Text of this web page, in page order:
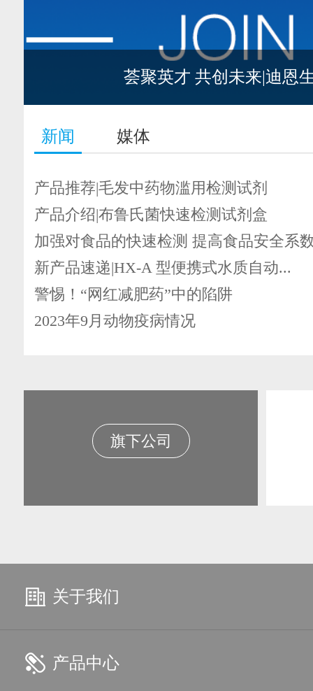
荟聚英才 共创未来|迪恩
新闻 媒体
产品推荐|毛发中药物滥用检测试剂
产品介绍|布鲁氏菌快速检测试剂盒
加强对食品的快速检测 提高食品安全系
新产品速递|HX-A 型便携式水质自动...
警惕！“网红减肥药”中的陷阱
2023年9月动物疫病情况
旗下公司
关于我们
产品中心